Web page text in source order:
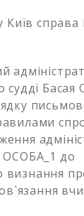
Київ
судді Басая
ОСОБА_1 до
визнання